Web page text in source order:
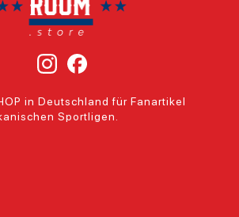
in Deutschland für Fanartikel
Sportligen.